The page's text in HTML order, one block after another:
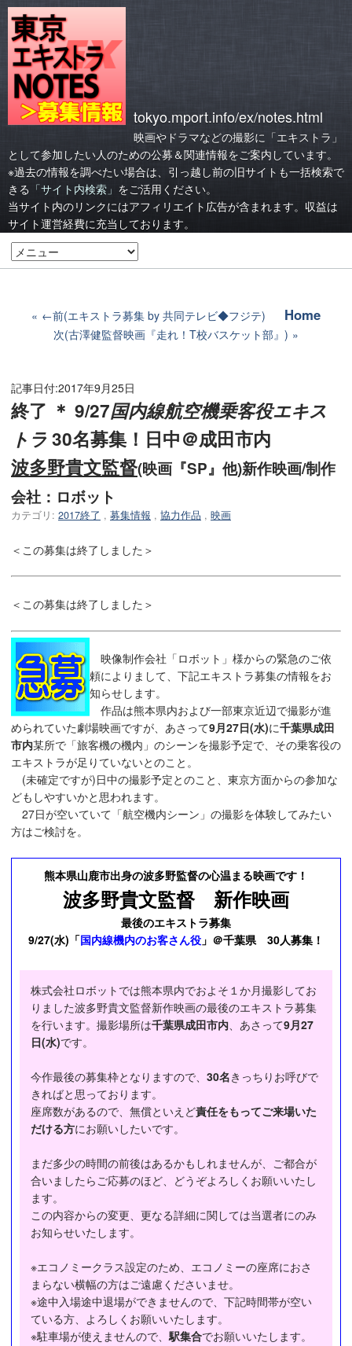
tokyo.mport.info/ex/notes.html
映画やドラマなどの撮影に「エキストラ」
として参加したい人のための公募＆関連情報をご案内しています。
※過去の情報を調べたい場合は、引っ越し前の旧サイトも一括検索で
きる 「サイト内検索」 をご活用ください。
当サイト内のリンクにはアフィリエイト広告が含まれます。収益は
サイト運営経費に充当しております。
←前(エキストラ募集 by 共同テレビ◆フジテ) Home
次(古澤健監督映画『走れ！T校バスケット部』)
記事日付:2017年9月25日
終了 ＊ 9/27国内線航空機乗客役エキス
トラ30名募集！日中＠成田市内
波多野貴文監督(映画『SP』他)新作映画/制作
会社：ロボット
カテゴリ: 2017終了 , 募集情報 , 協力作品 , 映画
＜この募集は終了しました＞
＜この募集は終了しました＞
映像制作会社「ロボット」様からの緊急のご依
頼によりまして、下記エキストラ募集の情報をお
知らせします。
作品は熊本県内および一部東京近辺で撮影が進
められていた劇場映画ですが、あさって9月27日(水)に千葉県成田
市内某所で「旅客機の機内」のシーンを撮影予定で、その乗客役の
エキストラが足りていないとのこと。
(未確定ですが)日中の撮影予定とのこと、東京方面からの参加な
どもしやすいかと思われます。
27日が空いていて「航空機内シーン」の撮影を体験してみたい
方はご検討を。
熊本県山鹿市出身の波多野監督の心温まる映画です！
波多野貴文監督 新作映画
最後のエキストラ募集
9/27(水)「国内線機内のお客さん役 」＠千葉県 30人募集！
株式会社ロボットでは熊本県内でおよそ１か月撮影してお
りました波多野貴文監督新作映画の最後のエキストラ募集
を行います。撮影場所は千葉県成田市内、あさって9月27
日(水)です。
今作最後の募集枠となりますので、 30名きっちりお呼びで
きればと思っております。
座席数があるので、無償といえど責任をもってご来場いた
だける方にお願いしたいです。
まだ多少の時間の前後はあるかもしれませんが、ご都合が
合いましたらご応募のほど、どうぞよろしくお願いいたし
ます。
この内容からの変更、更なる詳細に関しては当選者にのみ
お知らせいたします。
※エコノミークラス設定のため、エコノミーの座席におさ
まらない横幅の方はご遠慮くださいませ。
※途中入場途中退場ができませんので、下記時間帯が空い
ている方、よろしくお願いいたします。
※駐車場が使えませんので、駅集合でお願いいたします。